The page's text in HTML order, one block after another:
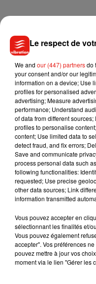
7 août
Tayc
7 août
5 août
Tiny
Le respect de
We and our (447) partnersdo
your consent and/or our
information on a device; Use
profiles for personalised
advertising; Measure
performance; Understand
of data from different
profiles to personalise
content; Use limited data to
detect fraud, and fix errors;
Save and communicate
process personal data such
following functionalities:
requested; Use precise
other data sources; Link
information transmitted
Vous pouvez accepter en
sélectionnant les finalités et/
Vous pouvez également
accepter". Vos préférences
pouvez mettre à jour vos
moment via le lien "Gérer les